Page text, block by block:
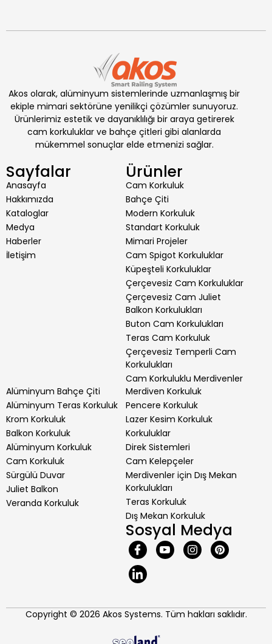
Akos olarak, alüminyum sistemlerinde uzmanlaşmış bir
ekiple mimari sektörüne yenilikçi çözümler sunuyoruz.
Ürünlerimiz estetik ve dayanıklılığı bir araya getirerek
cam korkuluklar ve bahçe çitleri gibi alanlarda
mükemmel sonuçlar elde etmenizi sağlar.
Sayfalar
Anasayfa
Hakkımızda
Kataloglar
Medya
Haberler
İletişim
Ürünler
Cam Korkuluk
Bahçe Çiti
Modern Korkuluk
Standart Korkuluk
Mimari Projeler
Cam Spigot Korkuluklar
Küpeşteli Korkuluklar
Çerçevesiz Cam Korkuluklar
Çerçevesiz Cam Juliet
Balkon Korkulukları
Buton Cam Korkulukları
Teras Cam Korkuluk
Çerçevesiz Temperli Cam
Korkulukları
Cam Korkuluklu Merdivenler
Alüminyum Bahçe Çiti
Alüminyum Teras Korkuluk
Krom Korkuluk
Balkon Korkuluk
Alüminyum Korkuluk
Cam Korkuluk
Sürgülü Duvar
Juliet Balkon
Veranda Korkuluk
Merdiven Korkuluk
Pencere Korkuluk
Lazer Kesim Korkuluk
Korkuluklar
Direk Sistemleri
Cam Kelepçeler
Merdivenler için Dış Mekan
Korkulukları
Teras Korkuluk
Dış Mekan Korkuluk
Sosyal Medya
Copyright © 2026 Akos Systems. Tüm hakları saklıdır.